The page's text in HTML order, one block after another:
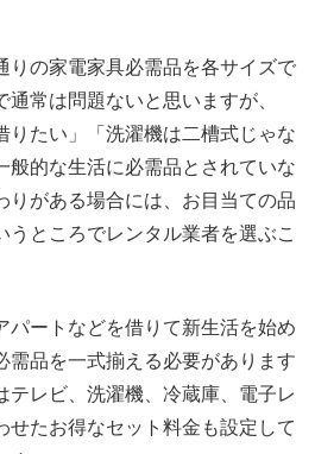
りの家電家具必需品を各サイズで
常は問題ないと思いますが、
りたい」「洗濯機は二槽式じゃな
的な生活に必需品とされていな
りがある場合には、お目当ての品
うところでレンタル業者を選ぶこ
パートなどを借りて新生活を始め
需品を一式揃える必要があります
テレビ、洗濯機、冷蔵庫、電子レ
せたお得なセット料金も設定して